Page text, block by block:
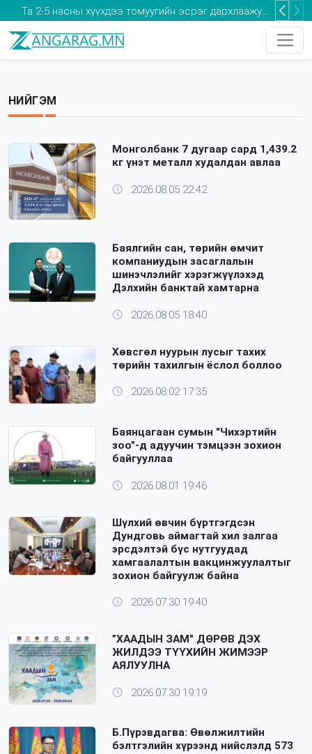
Та 2-5 насны хүүхдээ томуугийн эсрэг дархлаажуулалтад хамруулаарай
НИЙГЭМ
Монголбанк 7 дугаар сард 1,439.2
кг үнэт металл худалдан авлаа
2026.08.05 22:42
Баялгийн сан, төрийн өмчит
компаниудын засаглалын
шинэчлэлийг хэрэгжүүлэхэд
Дэлхийн банктай хамтарна
2026.08.05 18:40
Хөвсгөл нуурын лусыг тахих
төрийн тахилгын ёслол боллоо
2026.08.02 17:35
Баянцагаан сумын "Чихэртийн
зоо"-д адуучин тэмцээн зохион
байгууллаа
2026.08.01 19:46
Шүлхий өвчин бүртгэгдсэн
Дундговь аймагтай хил залгаа
эрсдэлтэй бүс нутгуудад
хамгаалалтын вакцинжуулалтыг
зохион байгуулж байна
2026.07.30 19:40
”ХААДЫН ЗАМ" ДӨРӨВ ДЭХ
ЖИЛДЭЭ ТҮҮХИЙН ЖИМЭЭР
АЯЛУУЛНА
2026.07.30 19:19
Б.Пүрэвдагва: Өвөлжилтийн
бэлтгэлийн хүрээнд нийслэлд 573